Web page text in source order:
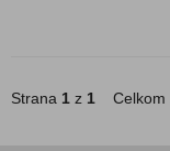
Strana 1 z 1 Celkom